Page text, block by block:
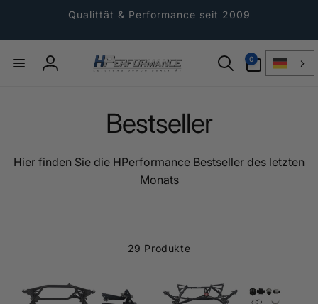
Qualittät & Performance seit 2009
Einloggen
0
Artikel
Bestseller
Hier finden Sie die HPerformance Bestseller des letzten
Monats
29 Produkte